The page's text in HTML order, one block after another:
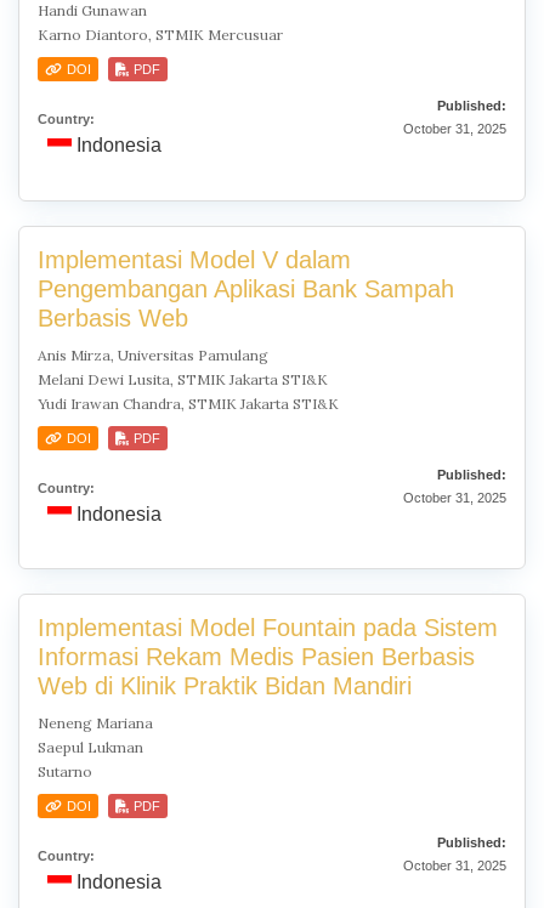
Handi Gunawan
Karno Diantoro, STMIK Mercusuar
DOI PDF
Country:
Indonesia
Published:
October 31, 2025
Implementasi Model V dalam
Pengembangan Aplikasi Bank Sampah
Berbasis Web
Anis Mirza, Universitas Pamulang
Melani Dewi Lusita, STMIK Jakarta STI&K
Yudi Irawan Chandra, STMIK Jakarta STI&K
DOI PDF
Country:
Indonesia
Published:
October 31, 2025
Implementasi Model Fountain pada Sistem
Informasi Rekam Medis Pasien Berbasis
Web di Klinik Praktik Bidan Mandiri
Neneng Mariana
Saepul Lukman
Sutarno
DOI PDF
Country:
Indonesia
Published:
October 31, 2025